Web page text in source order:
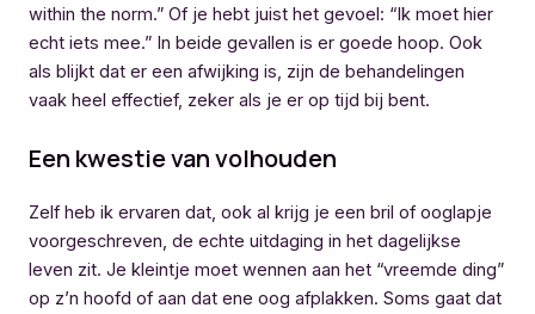
within the norm.” Of je hebt juist het gevoel: “Ik moet hier
echt iets mee.” In beide gevallen is er goede hoop. Ook
als blijkt dat er een afwijking is, zijn de behandelingen
vaak heel effectief, zeker als je er op tijd bij bent.
Een kwestie van volhouden
Zelf heb ik ervaren dat, ook al krijg je een bril of ooglapje
voorgeschreven, de echte uitdaging in het dagelijkse
leven zit. Je kleintje moet wennen aan het “vreemde ding”
op z’n hoofd of aan dat ene oog afplakken. Soms gaat dat